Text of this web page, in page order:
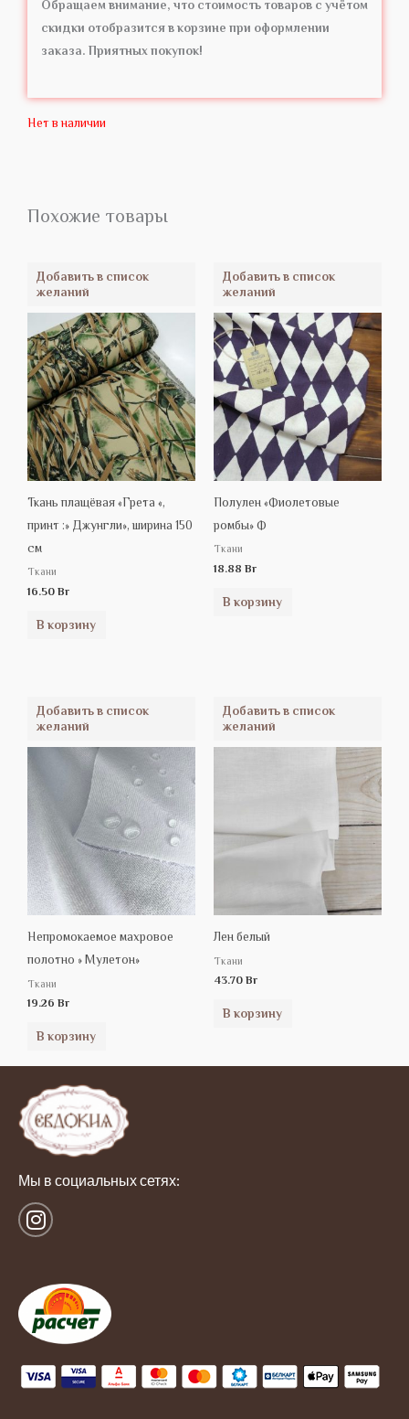
Обращаем внимание, что стоимость товаров с учётом
скидки отобразится в корзине при оформлении
заказа. Приятных покупок!
Нет в наличии
Похожие товары
Добавить в список
желаний
Ткань плащёвая «Грета «,
принт :» Джунгли», ширина 150
см
Tкани
16.50 Br
В корзину
Добавить в список
желаний
Полулен «Фиолетовые
ромбы» Ф
Tкани
18.88 Br
В корзину
Добавить в список
желаний
Непромокаемое махровое
полотно » Мулетон»
Tкани
19.26 Br
В корзину
Добавить в список
желаний
Лен белый
Tкани
43.70 Br
В корзину
Мы в социальных сетях:
I
n
a
g
r
a
m